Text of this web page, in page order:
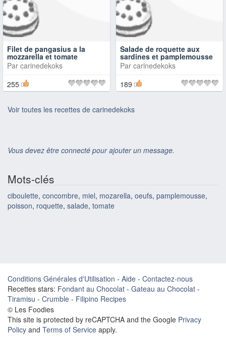
Filet de pangasius a la
mozzarella et tomate
Par carinedekoks
255
Salade de roquette aux
sardines et pamplemousse
Par carinedekoks
189
Voir toutes les recettes de carinedekoks
Vous devez être connecté pour ajouter un message.
Mots-clés
ciboulette, concombre, miel, mozarella, oeufs, pamplemousse,
poisson, roquette, salade, tomate
Conditions Générales d'Utilisation - Aide - Contactez-nous
Recettes stars: Fondant au Chocolat - Gateau au Chocolat -
Tiramisu - Crumble - Filipino Recipes
© Les Foodies
This site is protected by reCAPTCHA and the Google Privacy
Policy and Terms of Service apply.